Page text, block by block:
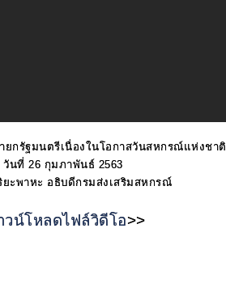
ยกรัฐมนตรีเนื่องในโอกาสวันสหกรณ์แห่งชาติ
วันที่ 26 กุมภาพันธ์ 2563
ยะพาหะ อธิบดีกรมส่งเสริมสหกรณ์
วน์โหลดไฟล์วิดีโอ>>